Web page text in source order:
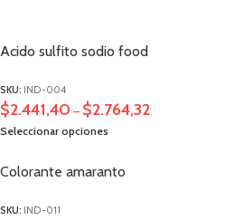
Acido sulfito sodio food
SKU: IND-004
$2.441,40 – $2.764,32
Seleccionar opciones
Colorante amaranto
SKU: IND-011